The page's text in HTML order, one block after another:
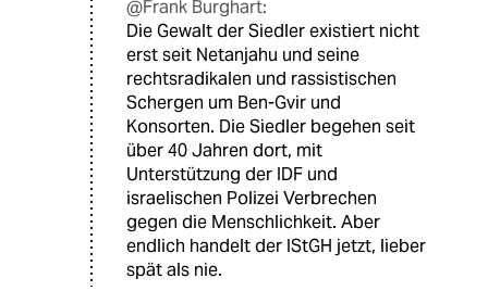
@Frank Burghart:
Die Gewalt der Siedler existiert nicht
erst seit Netanjahu und seine
rechtsradikalen und rassistischen
Schergen um Ben-Gvir und
Konsorten. Die Siedler begehen seit
über 40 Jahren dort, mit
Unterstützung der IDF und
israelischen Polizei Verbrechen
gegen die Menschlichkeit. Aber
endlich handelt der IStGH jetzt, lieber
spät als nie.